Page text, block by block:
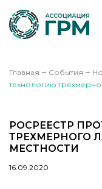
Главная ⭢ События ⭢
технологию
РОСРЕЕСТР
ТРЕХМЕРНОГО
МЕСТНОСТИ
16.09.2020